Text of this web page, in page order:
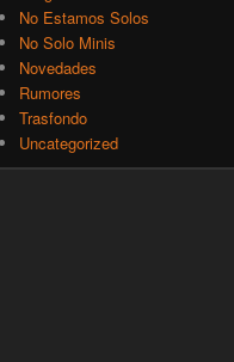
No Estamos Solos
No Solo Minis
Novedades
Rumores
Trasfondo
Uncategorized